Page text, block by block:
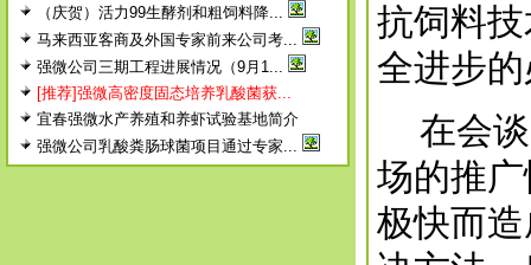
（庆贺）活力99生酵剂和粗饲料降...
马来西亚客商及外国专家前来公司考...
强微公司三期工程进展情况（9月1...
[推荐]强微高密度固态培养乳酸菌获...
宜春强微水产养殖和养虾试验基地简介
强微公司乳酸粪肠球菌项目通过专家...
抗饲料
全进步
在会谈
场的推
极快而